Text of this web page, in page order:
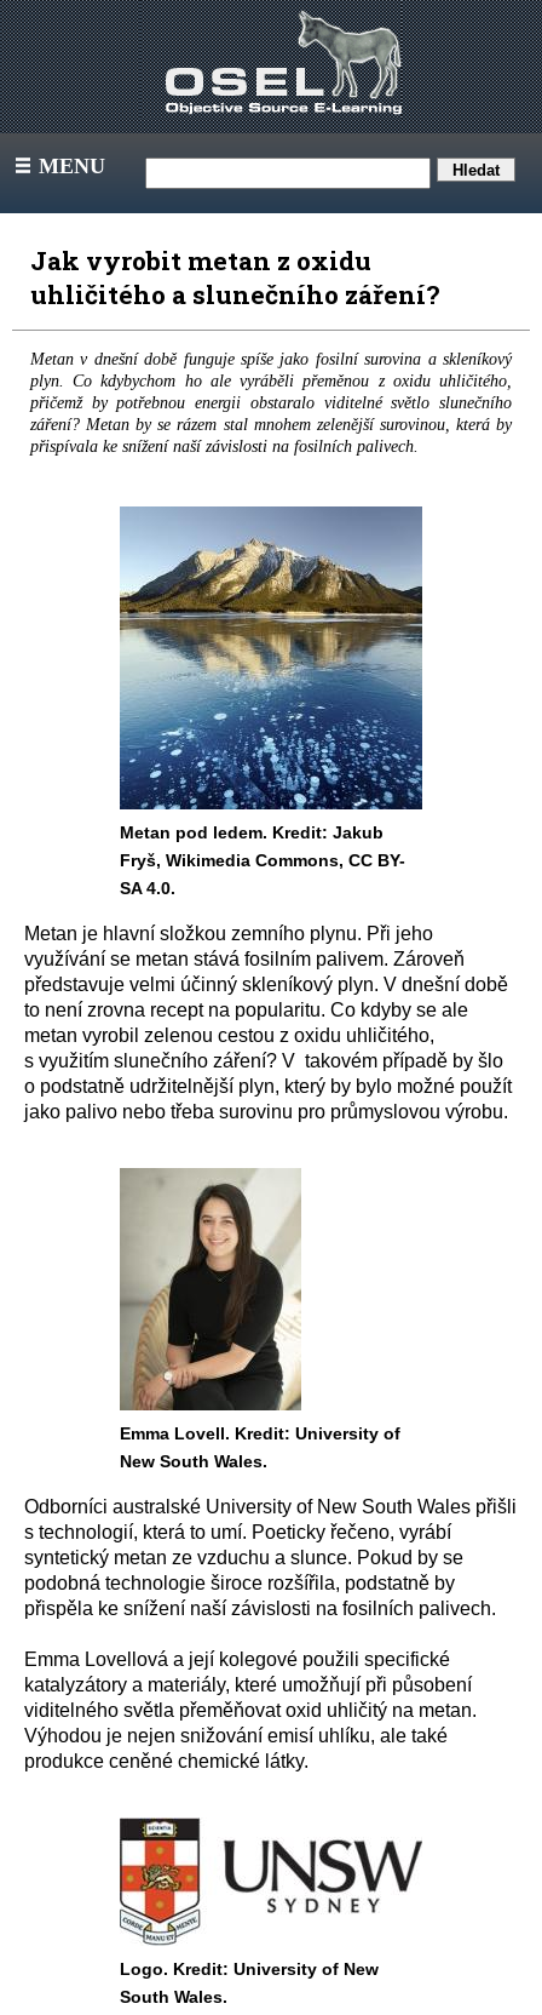
III MENU
Jak vyrobit metan z oxidu
uhličitého a slunečního záření?
Metan v dnešní době funguje spíše jako fosilní surovina a skleníkový
plyn. Co kdybychom ho ale vyráběli přeměnou z oxidu uhličitého,
přičemž by potřebnou energii obstaralo viditelné světlo slunečního
záření? Metan by se rázem stal mnohem zelenější surovinou, která by
přispívala ke snížení naší závislosti na fosilních palivech.
Metan pod ledem. Kredit: Jakub
Fryš, Wikimedia Commons, CC BY-
SA 4.0.
Metan je hlavní složkou zemního plynu. Při jeho
využívání se metan stává fosilním palivem. Zároveň
představuje velmi účinný skleníkový plyn. V dnešní době
to není zrovna recept na popularitu. Co kdyby se ale
metan vyrobil zelenou cestou z oxidu uhličitého,
s využitím slunečního záření? V takovém případě by šlo
o podstatně udržitelnější plyn, který by bylo možné použít
jako palivo nebo třeba surovinu pro průmyslovou výrobu.
Emma Lovell. Kredit: University of
New South Wales.
Odborníci australské University of New South Wales přišli
s technologií, která to umí. Poeticky řečeno, vyrábí
syntetický metan ze vzduchu a slunce. Pokud by se
podobná technologie široce rozšířila, podstatně by
přispěla ke snížení naší závislosti na fosilních palivech.
Emma Lovellová a její kolegové použili specifické
katalyzátory a materiály, které umožňují při působení
viditelného světla přeměňovat oxid uhličitý na metan.
Výhodou je nejen snižování emisí uhlíku, ale také
produkce ceněné chemické látky.
Logo. Kredit: University of New
South Wales.